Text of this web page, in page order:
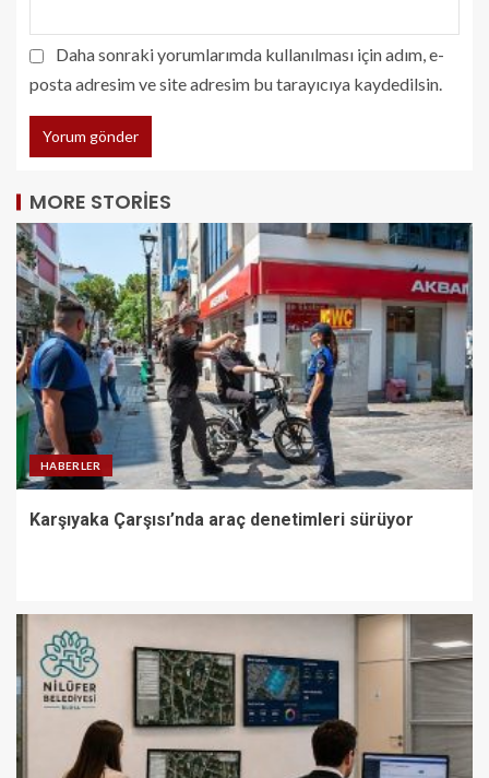
Daha sonraki yorumlarımda kullanılması için adım, e-
posta adresim ve site adresim bu tarayıcıya kaydedilsin.
MORE STORIES
HABERLER
Karşıyaka Çarşısı’nda araç denetimleri sürüyor